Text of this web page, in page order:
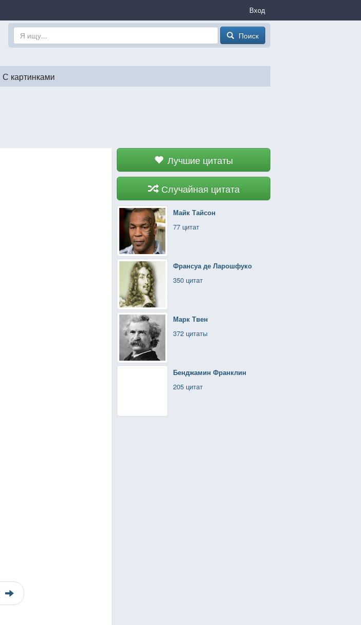
Вход
Поиск
С картинками
Лучшие цитаты
Случайная цитата
Майк Тайсон
77 цитат
Франсуа де Ларошфуко
350 цитат
Марк Твен
372 цитаты
Бенджамин Франклин
205 цитат